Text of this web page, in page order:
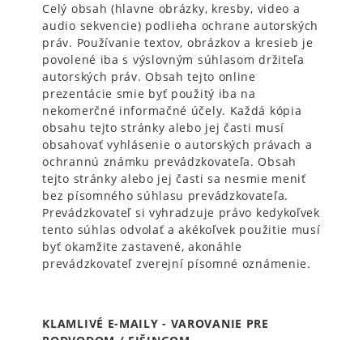
Celý obsah (hlavne obrázky, kresby, video a
audio sekvencie) podlieha ochrane autorských
práv. Používanie textov, obrázkov a kresieb je
povolené iba s výslovným súhlasom držiteľa
autorských práv. Obsah tejto online
prezentácie smie byť použitý iba na
nekomerčné informačné účely. Každá kópia
obsahu tejto stránky alebo jej časti musí
obsahovať vyhlásenie o autorských právach a
ochrannú známku prevádzkovateľa. Obsah
tejto stránky alebo jej časti sa nesmie meniť
bez písomného súhlasu prevádzkovateľa.
Prevádzkovateľ si vyhradzuje právo kedykoľvek
tento súhlas odvolať a akékoľvek použitie musí
byť okamžite zastavené, akonáhle
prevádzkovateľ zverejní písomné oznámenie.
KLAMLIVÉ E-MAILY - VAROVANIE PRE